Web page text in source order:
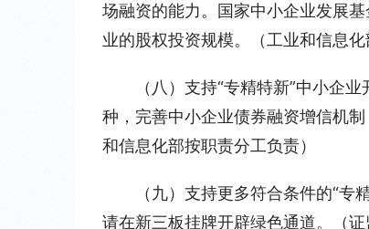
场融资的能力。国家中小企业发展
业的股权投资规模。（工业和信息
（八）支持“专精特新”中小企
种，完善中小企业债券融资增信机
和信息化部按职责分工负责）
（九）支持更多符合条件的“专
请在新三板挂牌开辟绿色通道。（证